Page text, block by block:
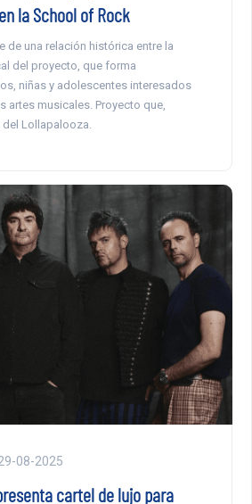
la School of Rock
de una relación histórica entre la
del proyecto, que forma
niñas y adolescentes interesados
artes musicales. Proyecto que,
del Lollapalooza.
08-2025
cartel de lujo para